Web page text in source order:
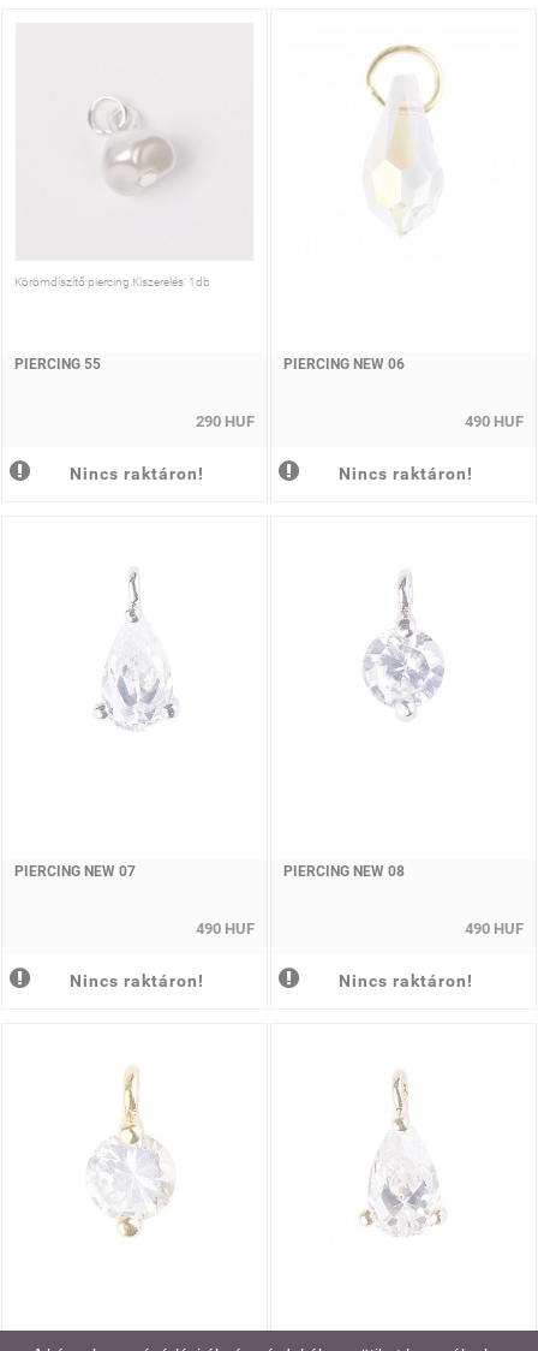
Körömdíszítő piercing.Kiszerelés: 1db
PIERCING 55
290 HUF
Nincs raktáron!
PIERCING NEW 06
490 HUF
Nincs raktáron!
PIERCING NEW 07
490 HUF
Nincs raktáron!
PIERCING NEW 08
490 HUF
Nincs raktáron!